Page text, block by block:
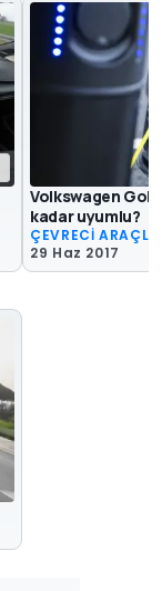
Volkswagen
kadar uyumlu?
ÇEVRECİ
29 Haz 2017